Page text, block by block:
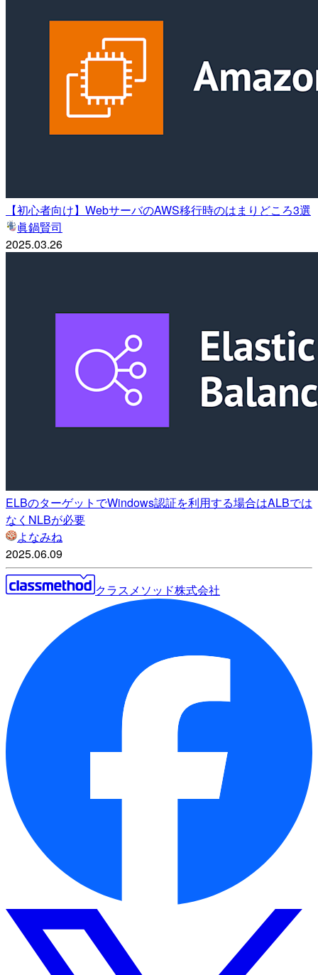
【初心者向け】WebサーバのAWS移行時のはまりどころ3選
眞鍋賢司
2025.03.26
ELBのターゲットでWindows認証を利用する場合はALBでは
なくNLBが必要
よなみね
2025.06.09
クラスメソッド株式会社